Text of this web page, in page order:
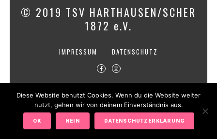
© 2019 TSV HARTHAUSEN/SCHER
1872 e.V.
IMPRESSUM DATENSCHUTZ
Diese Website benutzt Cookies. Wenn du die Website weiter
nutzt, gehen wir von deinem Einverständnis aus.
OK NEIN DATENSCHUTZERKLÄRUNG